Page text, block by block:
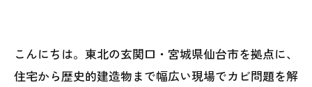
こんにちは。東北の玄関口・宮城県仙台市を拠点に、
住宅から歴史的建造物まで幅広い現場でカビ問題を解